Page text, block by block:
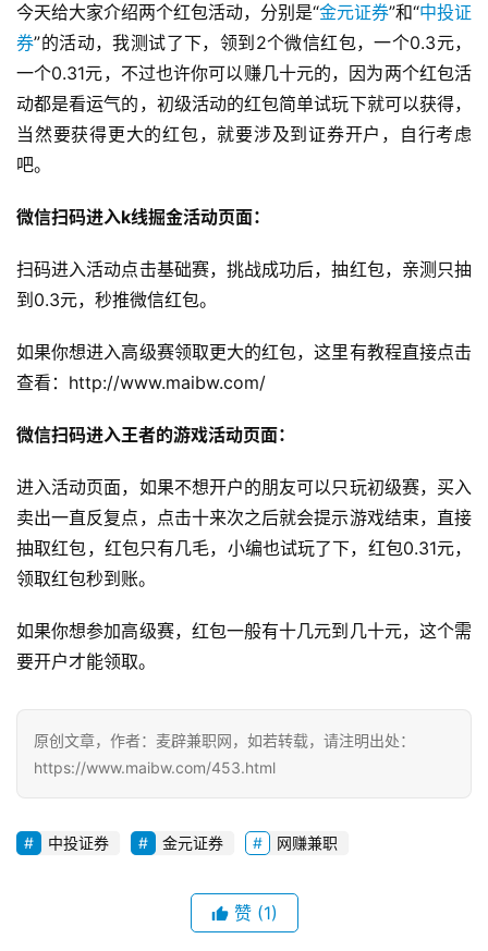
首
页
网
上
职
手
机
职
家
职
兼
职
赚
I
课
今天给大家介绍两个红包活动，分别是“金元证券”和“中投证
券”的活动，我测试了下，领到2个微信红包，一个0.3元，
一个0.31元，不过也许你可以赚几十元的，因为两个红包活
动都是看运气的，初级活动的红包简单试玩下就可以获得，
当然要获得更大的红包，就要涉及到证券开户，自行考虑
吧。
微信扫码进入k线掘金活动页面：
扫码进入活动点击基础赛，挑战成功后，抽红包，亲测只抽
到0.3元，秒推微信红包。
如果你想进入高级赛领取更大的红包，这里有教程直接点击
查看：http://www.maibw.com/
微信扫码进入王者的游戏活动页面：
进入活动页面，如果不想开户的朋友可以只玩初级赛，买入
卖出一直反复点，点击十来次之后就会提示游戏结束，直接
抽取红包，红包只有几毛，小编也试玩了下，红包0.31元，
领取红包秒到账。
如果你想参加高级赛，红包一般有十几元到几十元，这个需
要开户才能领取。
原创文章，作者：麦辟兼职网，如若转载，请注明出处：
https://www.maibw.com/453.html
中投证券 金元证券 网赚兼职
赞 (1)